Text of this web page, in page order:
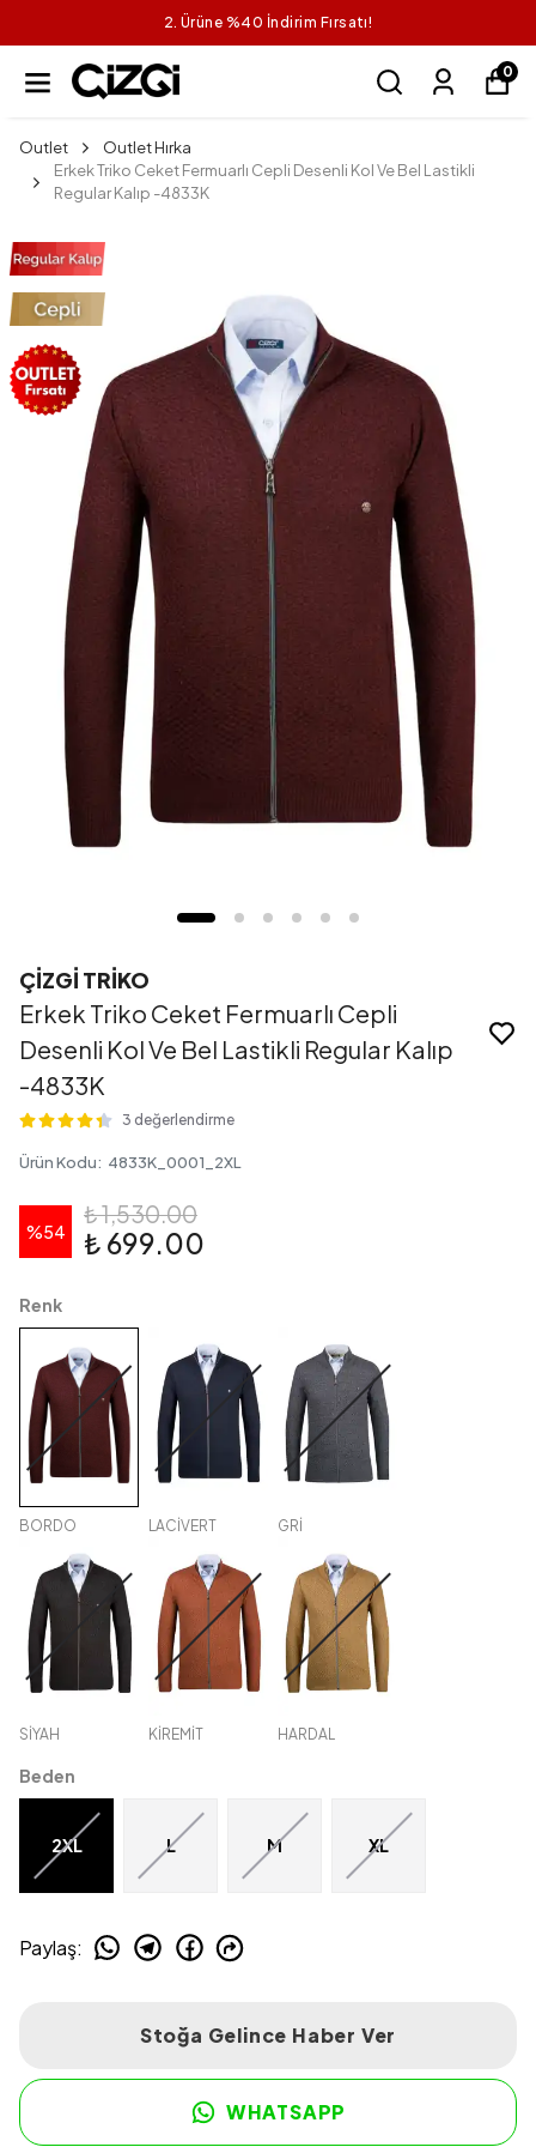
2. Ürüne %40 İndirim Fırsatı!
0
Outlet
Outlet Hırka
Erkek Triko Ceket Fermuarlı Cepli Desenli Kol Ve Bel Lastikli
Regular Kalıp -4833K
ÇİZGİ TRİKO
Erkek Triko Ceket Fermuarlı Cepli
Desenli Kol Ve Bel Lastikli Regular Kalıp
-4833K
3 değerlendirme
Ürün Kodu: 4833K_0001_2XL
%54
₺ 1,530.00
₺ 699.00
Renk
BORDO LACİVERT GRİ
SİYAH KİREMİT HARDAL
Beden
2XL L M XL
Paylaş:
Stoğa Gelince Haber Ver
WHATSAPP